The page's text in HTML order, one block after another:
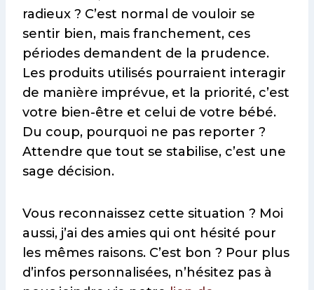
radieux ? C’est normal de vouloir se
sentir bien, mais franchement, ces
périodes demandent de la prudence.
Les produits utilisés pourraient interagir
de manière imprévue, et la priorité, c’est
votre bien-être et celui de votre bébé.
Du coup, pourquoi ne pas reporter ?
Attendre que tout se stabilise, c’est une
sage décision.
Vous reconnaissez cette situation ? Moi
aussi, j’ai des amies qui ont hésité pour
les mêmes raisons. C’est bon ? Pour plus
d’infos personnalisées, n’hésitez pas à